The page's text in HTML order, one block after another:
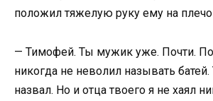
положил тяжелую руку ему на плечо
— Тимофей. Ты мужик уже. Почти.
никогда не неволил называть
назвал. Но и отца твоего я не хаял